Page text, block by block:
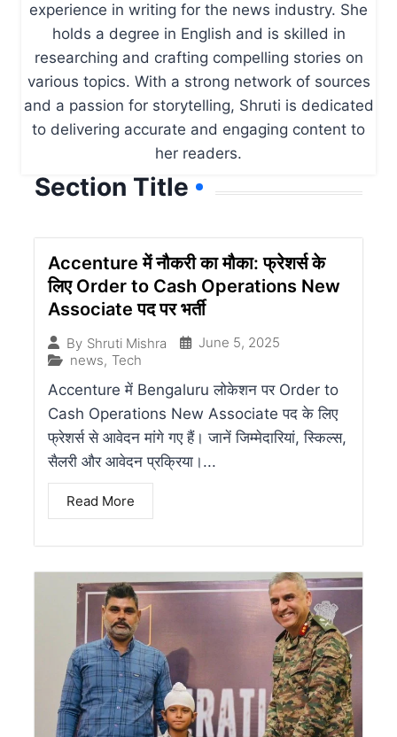
experience in writing for the news industry. She
holds a degree in English and is skilled in
researching and crafting compelling stories on
various topics. With a strong network of sources
and a passion for storytelling, Shruti is dedicated
to delivering accurate and engaging content to
her readers.
Section Title
Accenture में नौकरी का मौका: फ्रेशर्स के
लिए Order to Cash Operations New
Associate पद पर भर्ती
By Shruti Mishra
June 5, 2025
news, Tech
Accenture में Bengaluru लोकेशन पर Order to
Cash Operations New Associate पद के लिए
फ्रेशर्स से आवेदन मांगे गए हैं। जानें जिम्मेदारियां, स्किल्स,
सैलरी और आवेदन प्रक्रिया।...
Read More